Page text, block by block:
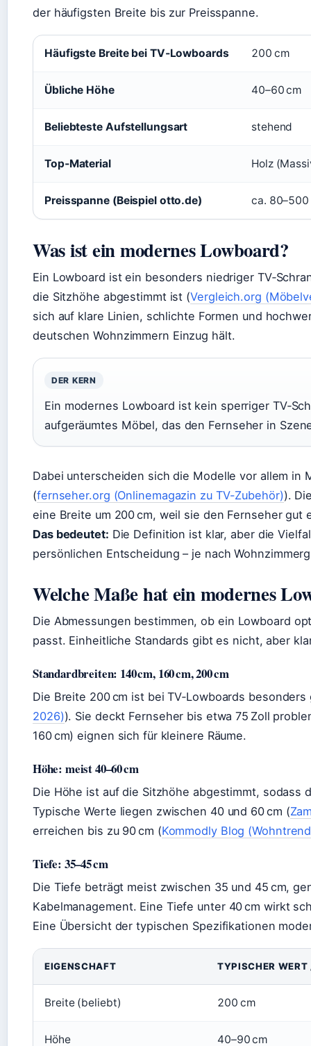
der häufigsten Breite bis zur Preisspanne.
Häufigste Breite bei TV‑Lowboards 200 cm
Übliche Höhe 40–60 cm
Beliebteste Aufstellungsart stehend
Top‑Material Holz
Preisspanne (Beispiel otto.de) ca. 80–500
Was ist ein modernes Lowboard?
Ein Lowboard ist ein besonders niedriger
die Sitzhöhe abgestimmt ist (Vergleich.org
sich auf klare Linien, schlichte Formen und
deutschen Wohnzimmern Einzug hält.
DER KERN
Ein modernes Lowboard ist kein sperriger
aufgeräumtes Möbel, das den Fernseher in
Dabei unterscheiden sich die Modelle vor allem in
(fernseher.org (Onlinemagazin zu TV-Zubehör)).
eine Breite um 200 cm, weil sie den Fernseher gut
Das bedeutet: Die Definition ist klar, aber die
persönlichen Entscheidung – je nach
Welche Maße hat ein modernes
Die Abmessungen bestimmen, ob ein Lowboard
passt. Einheitliche Standards gibt es nicht, aber
Standardbreiten: 140 cm, 160 cm, 200 cm
Die Breite 200 cm ist bei TV‑Lowboards
2026)). Sie deckt Fernseher bis etwa 75 Zoll
160 cm) eignen sich für kleinere Räume.
Höhe: meist 40–60 cm
Die Höhe ist auf die Sitzhöhe abgestimmt, sodass
Typische Werte liegen zwischen 40 und 60 cm (
erreichen bis zu 90 cm (Kommodly Blog
Tiefe: 35–45 cm
Die Tiefe beträgt meist zwischen 35 und 45 cm,
Kabelmanagement. Eine Tiefe unter 40 cm wirkt
Eine Übersicht der typischen Spezifikationen
EIGENSCHAFT TYPISCHER WERT
Breite (beliebt) 200 cm
Höhe 40–90 cm